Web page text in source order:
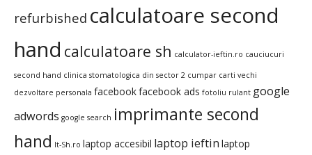
refurbished calculatoare second
hand calculatoare sh calculator-ieftin.ro cauciucuri
second hand clinica stomatologica din sector 2 cumpar carti vechi
dezvoltare personala facebookfacebook ads fotoliu rulant google
adwords google search imprimante second
hand It-Sh.ro laptop accesibil laptop ieftin laptop